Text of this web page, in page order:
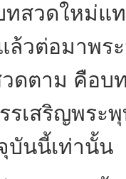
สวดใหม่แ
ล้วต่อมาพร
วดตาม คือ
รรเสริญพร
บันนี้เท่านั้น